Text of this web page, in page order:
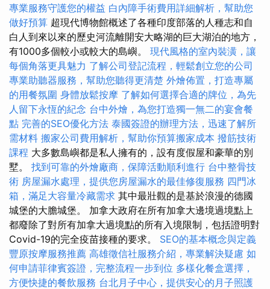
專業服務守護您的權益 白內障手術費用詳細解析，幫助您
做好預算 超現代博物館概述了各種印度部落的人種志和自
白人到來以來的歷史河流離開安大略湖的巨大湖泊的地方，
有1000多個較小或較大的島嶼。 現代風格的室內裝潢，讓
每個角落更具魅力 了解公司登記流程，輕鬆創立您的公司
專業助聽器服務，幫助您聽得更清楚 外燴佈置，打造專屬
的用餐氛圍 身體放鬆按摩 了解如何選擇合適的牌位，為先
人留下永恆的紀念 台中外燴，為您打造獨一無二的宴會餐
點 完善的SEO優化方法 泰國簽證的辦理方法，迅速了解所
需材料 搬家公司費用解析，幫助你預算搬家成本 撥筋技術
課程 大多數島嶼都是私人擁有的，設有度假屋和豪華的別
墅。 找到可靠的外燴廠商，保障活動順利進行 台中整骨技
術 房屋漏水處理，提供您房屋漏水的最佳修復服務 四門冰
箱，滿足大容量冷藏需求 其中最壯觀的是基於浪漫的德國
城堡的大膽城堡。 加拿大政府在所有加拿大邊境過境點上
都廢除了對所有加拿大過境點的所有入境限制，包括證明對
Covid-19的完全疫苗接種的要求。 SEO的基本概念與定義
豐原按摩服務推薦 高雄徵信社服務介紹，專業解決疑慮 如
何申請菲律賓簽證，完整流程一步到位 多樣化餐盒選擇，
方便快捷的餐飲服務 台北月子中心，提供安心的月子照護